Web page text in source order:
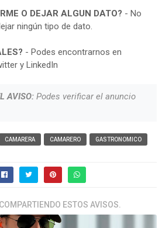
O DEJAR ALGUN DATO? - No
ningún tipo de dato.
- Podes encontrarnos en
y LinkedIn
AVISO:Podes verificar el anuncio
CAMARERA CAMARERO
GASTRONOMICO
ESTOS AVISOS.